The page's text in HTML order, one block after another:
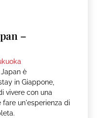
–
è
in Giappone,
vivere con una
un'esperienza di